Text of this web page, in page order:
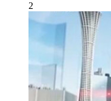
2